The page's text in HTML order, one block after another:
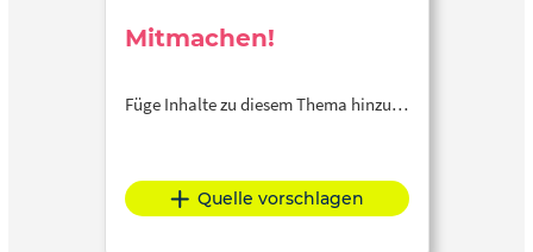
Mitmachen!
Füge Inhalte zu diesem Thema hinzu…
Quelle vorschlagen